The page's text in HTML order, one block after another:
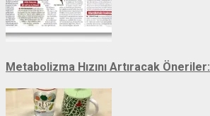
Metabolizma Hızını Artıracak Öneriler: